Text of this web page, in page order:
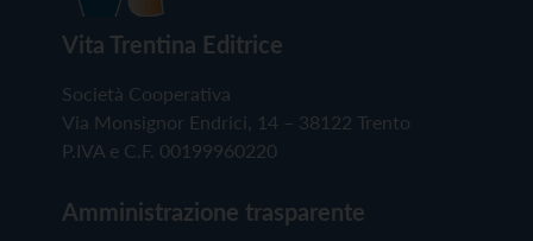
Vita Trentina Editrice
Società Cooperativa
Via Monsignor Endrici, 14 – 38122 Trento
P.IVA e C.F. 00199960220
Amministrazione trasparente